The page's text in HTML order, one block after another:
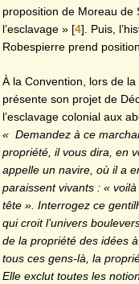
proposition de Moreau de
l’esclavage » [4] . Puis,
Robespierre prend
À la Convention, lors de
présente son projet de
l’esclavage colonial aux
« Demandez à ce
propriété, il vous dira, en
appelle un navire, où il a
paraissent vivants : «
tête ». Interrogez ce
qui croit l’univers
de la propriété des idées
tous ces gens-là, la
Elle exclut toutes les